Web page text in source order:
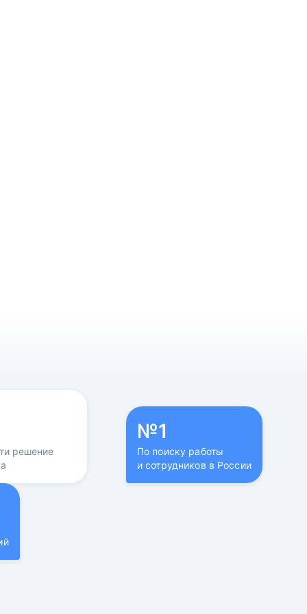
решение
№1
По поиску работы
и сотрудников в России